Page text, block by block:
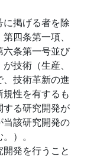
掲げる者を除
四条第一項、
条第一号並び
技術（生産、
技術革新の進
性を有するも
る研究開発が
該研究開発の
）。
発を行うこと